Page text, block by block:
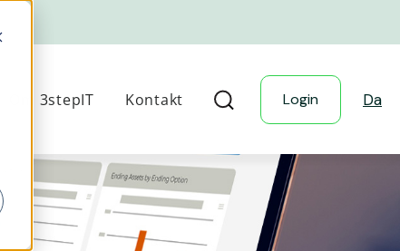
Om 3stepIT Kontakt Login Da